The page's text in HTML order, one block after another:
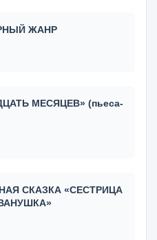
ЖАНР
МЕСЯЦЕВ» (пьеса-
СКАЗКА «СЕСТРИЦА